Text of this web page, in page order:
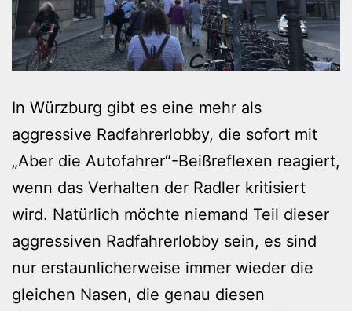
In Würzburg gibt es eine mehr als
aggressive Radfahrerlobby, die sofort mit
„Aber die Autofahrer“-Beißreflexen reagiert,
wenn das Verhalten der Radler kritisiert
wird. Natürlich möchte niemand Teil dieser
aggressiven Radfahrerlobby sein, es sind
nur erstaunlicherweise immer wieder die
gleichen Nasen, die genau diesen